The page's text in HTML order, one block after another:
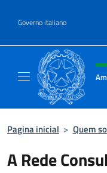
Governo italiano
Site, social e
Pagina inicial > Quem
A Rede